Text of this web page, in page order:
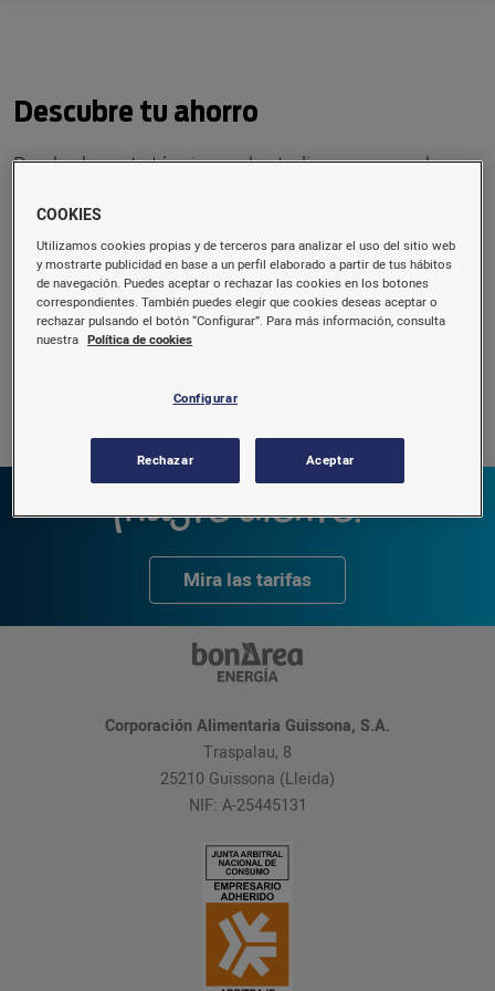
Descubre tu ahorro
Puedes hacerte tú mismo el estudio y conocer al
hacernos llegar las últimas facturas, en fotografía o
formato PDF, y te lo hacemos nosotros.
Hacedme el estudio
¡Hazte cliente!
Mira las tarifas
Corporación Alimentaria Guissona, S.A.
Traspalau, 8
25210 Guissona (Lleida)
NIF: A-25445131
COOKIES
Utilizamos cookies propias y de terceros para analizar el uso del sitio web
y mostrarte publicidad en base a un perfil elaborado a partir de tus hábitos
de navegación. Puedes aceptar o rechazar las cookies en los botones
correspondientes. También puedes elegir que cookies deseas aceptar o
rechazar pulsando el botón “Configurar”. Para más información, consulta
nuestra Política de cookies
Configurar
Rechazar Aceptar